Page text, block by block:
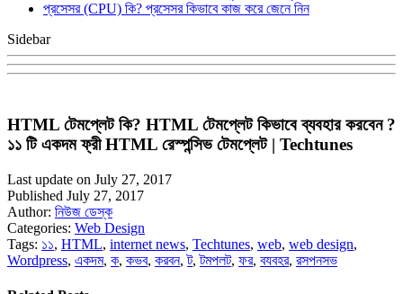
প্রসেসর (CPU) কি? প্রসেসর কিভাবে কাজ করে জেনে নিন
Sidebar
HTML টেমপ্লেট কি? HTML টেমপ্লেট কিভাবে ব্যবহার করবেন ?
১১ টি একদম ফ্রী HTML রেস্পন্সিভ টেমপ্লেট | Techtunes
Last update on July 27, 2017
Published July 27, 2017
Author: নিউজ ডেস্ক
Categories: Web Design
Tags: ১১, HTML, internet news, Techtunes, web, web design,
Wordpress, একদম, ক, কভব, করবন,ট,টমপলট, ফর, বযবহর, রসপনসভ